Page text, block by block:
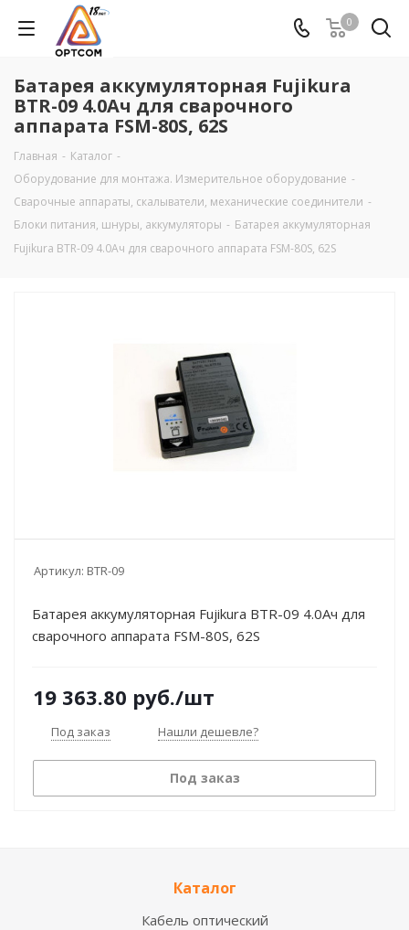
0
Батарея аккумуляторная Fujikura
BTR-09 4.0Ач для сварочного
аппарата FSM-80S, 62S
Главная - Каталог -
Оборудование для монтажа. Измерительное оборудование -
Сварочные аппараты, скалыватели, механические соединители -
Блоки питания, шнуры, аккумуляторы - Батарея аккумуляторная
Fujikura BTR-09 4.0Ач для сварочного аппарата FSM-80S, 62S
Артикул: BTR-09
Батарея аккумуляторная Fujikura BTR-09 4.0Ач для
сварочного аппарата FSM-80S, 62S
19 363.80 руб./шт
Под заказ Нашли дешевле?
Под заказ
Каталог
Кабель оптический